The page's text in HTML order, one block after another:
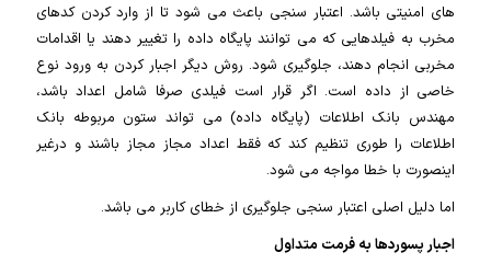
های امنیتی باشد. اعتبار سنجی باعث می شود تا از وارد کردن کدهای
مخرب به فیلدهایی که می توانند پایگاه داده را تغییر دهند یا اقدامات
مخربی انجام دهند، جلوگیری شود. روش دیگر اجبار کردن به ورود نوع
خاصی از داده است. اگر قرار است فیلدی صرفا شامل اعداد باشد،
مهندس بانک اطلاعات (پایگاه داده) می تواند ستون مربوطه بانک
اطلاعات را طوری تنظیم کند که فقط اعداد مجاز مجاز باشند و درغیر
اینصورت با خطا مواجه می شود.
اما دلیل اصلی اعتبار سنجی جلوگیری از خطای کاربر می باشد.
اجبار پسوردها به فرمت متداول